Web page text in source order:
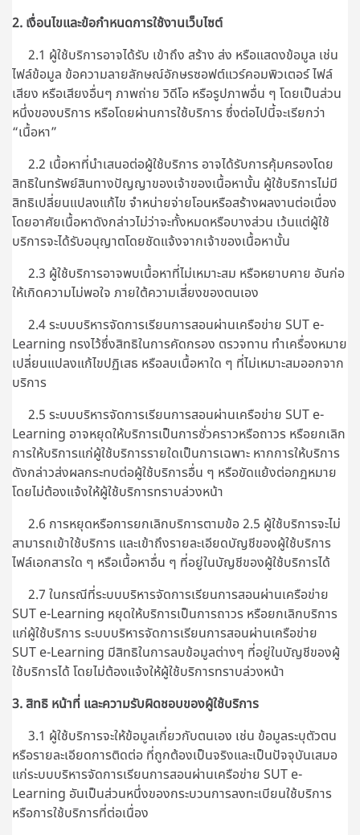
2. เงื่อนไขและข้อกำหนดการใช้งานเว็บไซต์
2.1 ผู้ใช้บริการอาจได้รับ เข้าถึง สร้าง ส่ง หรือแสดงข้อมูล เช่น
ไฟล์ข้อมูล ข้อความลายลักษณ์อักษรซอฟต์แวร์คอมพิวเตอร์ ไฟล์
เสียง หรือเสียงอื่นๆ ภาพถ่าย วิดีโอ หรือรูปภาพอื่น ๆ โดยเป็นส่วน
หนึ่งของบริการ หรือโดยผ่านการใช้บริการ ซึ่งต่อไปนี้จะเรียกว่า
“เนื้อหา”
2.2 เนื้อหาที่นำเสนอต่อผู้ใช้บริการ อาจได้รับการคุ้มครองโดย
สิทธิในทรัพย์สินทางปัญญาของเจ้าของเนื้อหานั้น ผู้ใช้บริการไม่มี
สิทธิเปลี่ยนแปลงแก้ไข จำหน่ายจ่ายโอนหรือสร้างผลงานต่อเนื่อง
โดยอาศัยเนื้อหาดังกล่าวไม่ว่าจะทั้งหมดหรือบางส่วน เว้นแต่ผู้ใช้
บริการจะได้รับอนุญาตโดยชัดแจ้งจากเจ้าของเนื้อหานั้น
2.3 ผู้ใช้บริการอาจพบเนื้อหาที่ไม่เหมาะสม หรือหยาบคาย อันก่อ
ให้เกิดความไม่พอใจ ภายใต้ความเสี่ยงของตนเอง
2.4 ระบบบริหารจัดการเรียนการสอนผ่านเครือข่าย SUT e-
Learning ทรงไว้ซึ่งสิทธิในการคัดกรอง ตรวจทาน ทำเครื่องหมาย
เปลี่ยนแปลงแก้ไขปฏิเสธ หรือลบเนื้อหาใด ๆ ที่ไม่เหมาะสมออกจาก
บริการ
2.5 ระบบบริหารจัดการเรียนการสอนผ่านเครือข่าย SUT e-
Learning อาจหยุดให้บริการเป็นการชั่วคราวหรือถาวร หรือยกเลิก
การให้บริการแก่ผู้ใช้บริการรายใดเป็นการเฉพาะ หากการให้บริการ
ดังกล่าวส่งผลกระทบต่อผู้ใช้บริการอื่น ๆ หรือขัดแย้งต่อกฎหมาย
โดยไม่ต้องแจ้งให้ผู้ใช้บริการทราบล่วงหน้า
2.6 การหยุดหรือการยกเลิกบริการตามข้อ 2.5 ผู้ใช้บริการจะไม่
สามารถเข้าใช้บริการ และเข้าถึงรายละเอียดบัญชีของผู้ใช้บริการ
ไฟล์เอกสารใด ๆ หรือเนื้อหาอื่น ๆ ที่อยู่ในบัญชีของผู้ใช้บริการได้
2.7 ในกรณีที่ระบบบริหารจัดการเรียนการสอนผ่านเครือข่าย
SUT e-Learning หยุดให้บริการเป็นการถาวร หรือยกเลิกบริการ
แก่ผู้ใช้บริการ ระบบบริหารจัดการเรียนการสอนผ่านเครือข่าย
SUT e-Learning มีสิทธิในการลบข้อมูลต่างๆ ที่อยู่ในบัญชีของผู้
ใช้บริการได้ โดยไม่ต้องแจ้งให้ผู้ใช้บริการทราบล่วงหน้า
3. สิทธิ หน้าที่ และความรับผิดชอบของผู้ใช้บริการ
3.1 ผู้ใช้บริการจะให้ข้อมูลเกี่ยวกับตนเอง เช่น ข้อมูลระบุตัวตน
หรือรายละเอียดการติดต่อ ที่ถูกต้องเป็นจริงและเป็นปัจจุบันเสมอ
แก่ระบบบริหารจัดการเรียนการสอนผ่านเครือข่าย SUT e-
Learning อันเป็นส่วนหนึ่งของกระบวนการลงทะเบียนใช้บริการ
หรือการใช้บริการที่ต่อเนื่อง